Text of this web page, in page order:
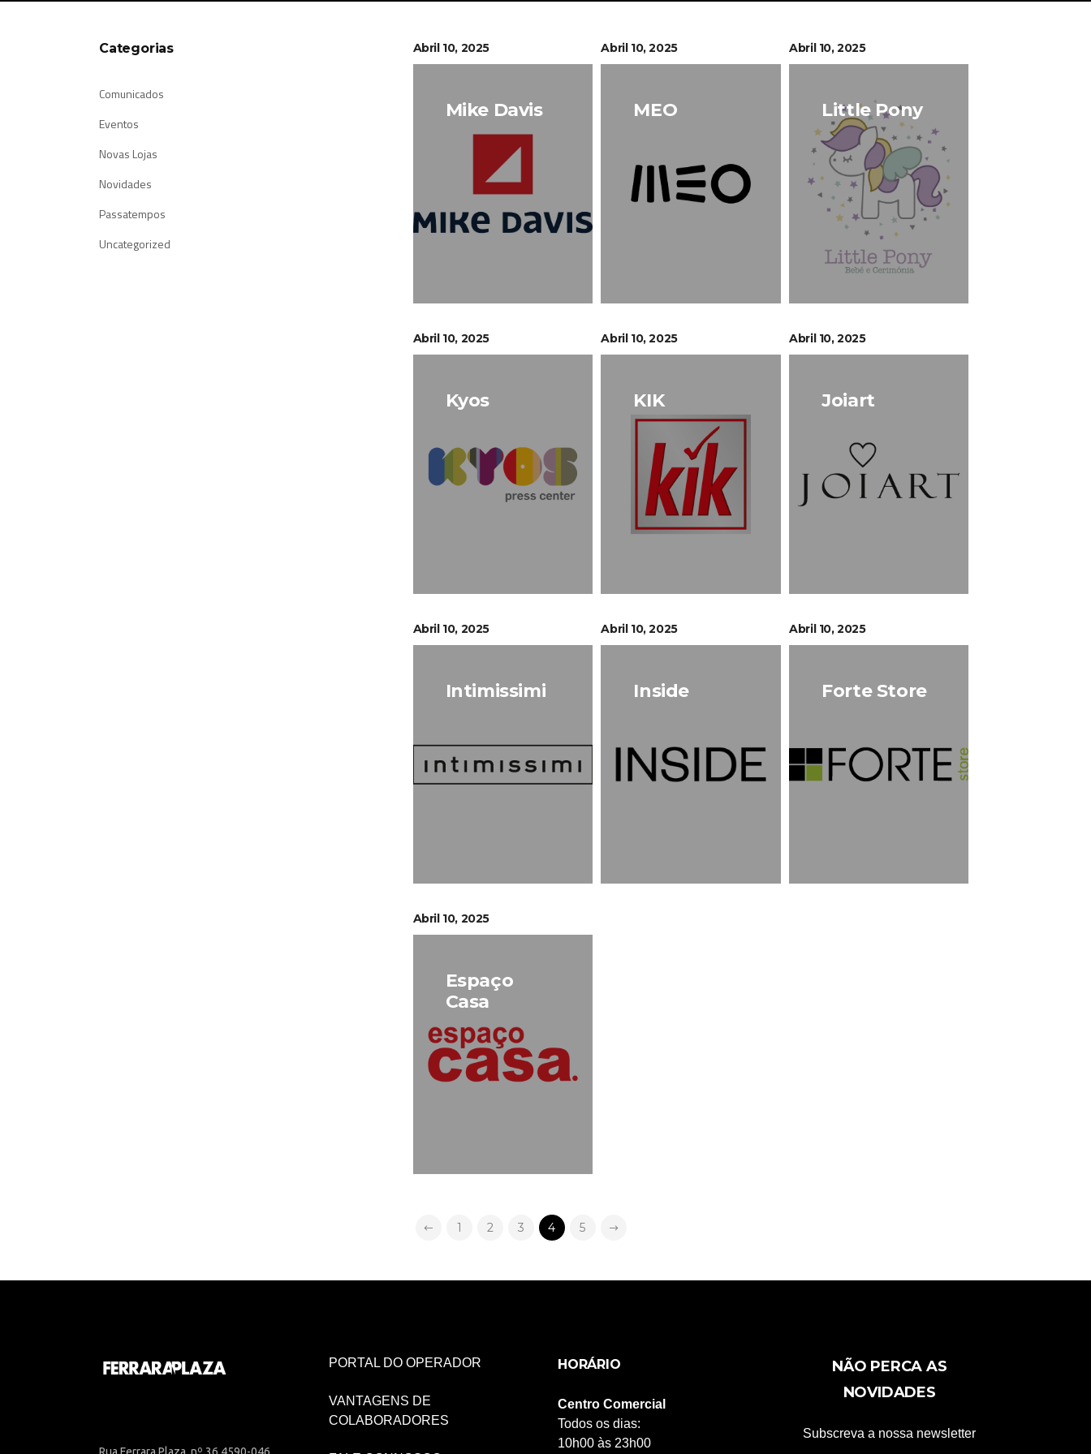
Categorias
Comunicados
Eventos
Novas Lojas
Novidades
Passatempos
Uncategorized
Abril 10, 2025
Mike Davis
Abril 10, 2025
MEO
Abril 10, 2025
Little Pony
Abril 10, 2025
Kyos
Abril 10, 2025
KIK
Abril 10, 2025
Joiart
Abril 10, 2025
Intimissimi
Abril 10, 2025
Inside
Abril 10, 2025
Forte Store
Abril 10, 2025
Espaço
Casa
1 2 3 4 5
Rua Ferrara Plaza, nº 36 4590-046
PORTAL DO OPERADOR
VANTAGENS DE
COLABORADORES
HORÁRIO
Centro Comercial
Todos os dias:
10h00 às 23h00
NÃO PERCA AS
NOVIDADES
Subscreva a nossa newsletter